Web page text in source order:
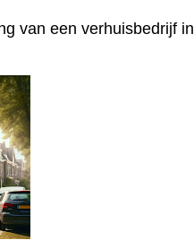
van een verhuisbedrijf in